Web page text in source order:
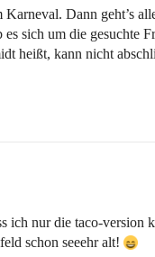
Dann geht’s
sich um die gesuchte
heißt, kann nicht
ich nur die taco-version
schon seeehr alt!